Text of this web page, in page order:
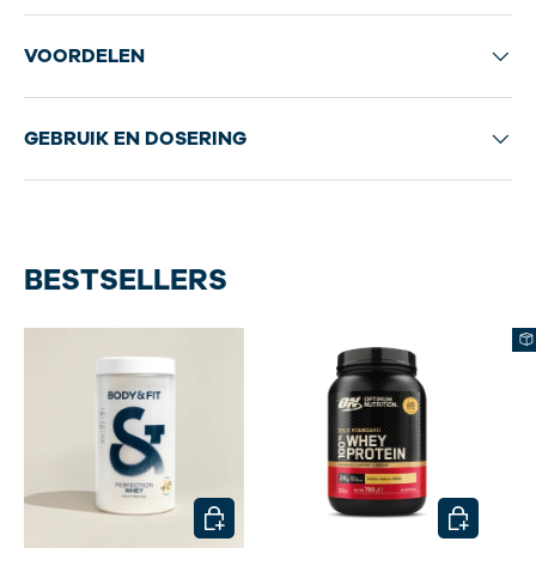
VOORDELEN
GEBRUIK EN DOSERING
BESTSELLERS
KIES MOGELIJKHEDEN KIES